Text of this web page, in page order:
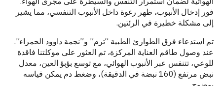
فور إدخال الأنبوب، ظهر رغوة داخل الأنبوب التنفسي، مما يشير
إلى مشكلة خطيرة في الرئتين.
تم استدعاء فرق الطوارئ الطبية “ترم” و”نجمة داوود الحمراء”.
عند وصول طاقم العناية المركزة، تم العثور على موكلتنا فاقدة
للوعي، تتنفس عبر الأنبوب الهوائي، مع توسع بؤبؤ العين، معدل
نبض مرتفع (160 نبضة في الدقيقة)، وضغط دم يمكن قياسه